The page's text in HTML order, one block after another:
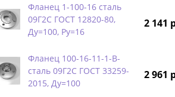
Фланец 1-100-16 сталь
09Г2С ГОСТ 12820-80,
Ду=100, Ру=16
2 141
Фланец 100-16-11-1-B-
сталь 09Г2С ГОСТ 33259-
2015, Ду=100
2 961